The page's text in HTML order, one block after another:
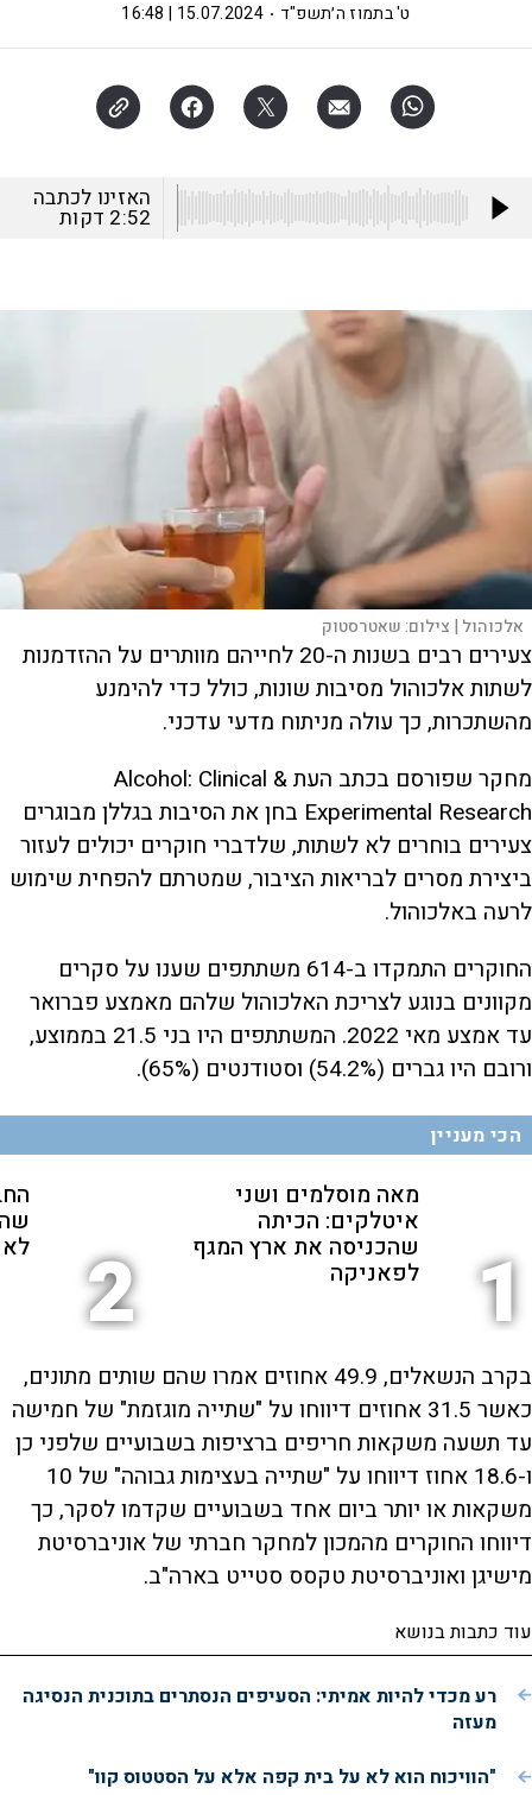
ט' בתמוז ה׳תשפ"ד 15.07.2024 | 16:48
האזינו לכתבה
2:52 דקות
אלכוהול | צילום:שאטרסטוק
צעירים רבים בשנות ה-20 לחייהם מוותרים על ההזדמנות
לשתות אלכוהול מסיבות שונות, כולל כדי להימנע
מהשתכרות, כך עולה מניתוח מדעי עדכני.
מחקר שפורסם בכתב העת Alcohol: Clinical &
Experimental Research בחן את הסיבות בגללן מבוגרים
צעירים בוחרים לא לשתות, שלדברי חוקרים יכולים לעזור
ביצירת מסרים לבריאות הציבור, שמטרתם להפחית שימוש
לרעה באלכוהול.
החוקרים התמקדו ב-614 משתתפים שענו על סקרים
מקוונים בנוגע לצריכת האלכוהול שלהם מאמצע פברואר
עד אמצע מאי 2022. המשתתפים היו בני 21.5 בממוצע,
ורובם היו גברים (54.2%) וסטודנטים (65%).
הכי מעניין
1
מאה מוסלמים ושני
איטלקים: הכיתה
שהכניסה את ארץ המגף
לפאניקה 2
בקרב הנשאלים, 49.9 אחוזים אמרו שהם שותים מתונים,
כאשר 31.5 אחוזים דיווחו על "שתייה מוגזמת" של חמישה
עד תשעה משקאות חריפים ברציפות בשבועיים שלפני כן
ו-18.6 אחוז דיווחו על "שתייה בעצימות גבוהה" של 10
משקאות או יותר ביום אחד בשבועיים שקדמו לסקר, כך
דיווחו החוקרים מהמכון למחקר חברתי של אוניברסיטת
מישיגן ואוניברסיטת טקסס סטייט בארה"ב.
עוד כתבות בנושא
רע מכדי להיות אמיתי: הסעיפים הנסתרים בתוכנית הנסיגה
מעזה
"הוויכוח הוא לא על בית קפה אלא על הסטטוס קוו"